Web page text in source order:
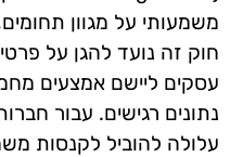
משמעותי על מגוון
חוק זה נועד להגן על
עסקים ליישם אמצעים
נתונים רגישים. עבור
עלולה להוביל לקנסות